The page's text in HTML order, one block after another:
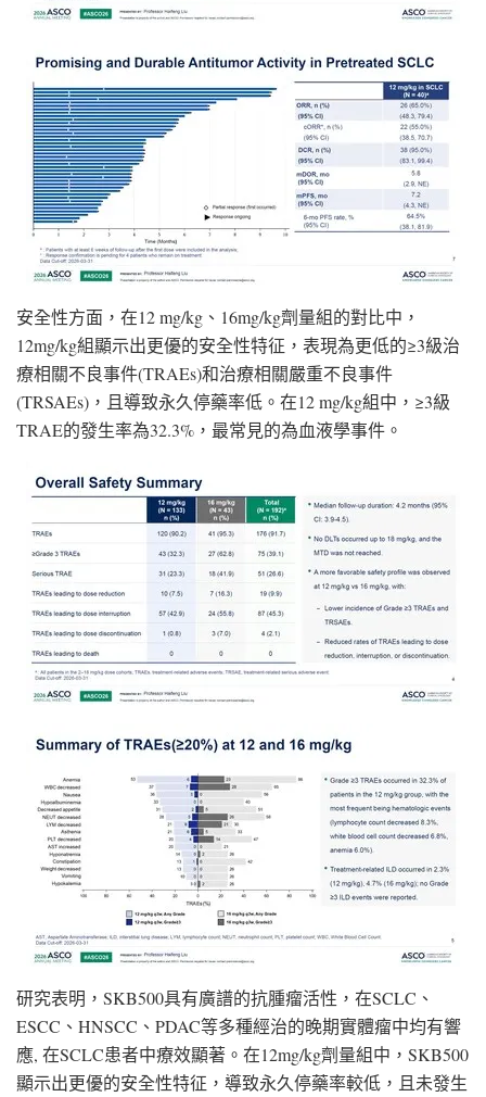
安全性方面，在12 mg/kg、16mg/kg劑量組的對比中，
12mg/kg組顯示出更優的安全性特征，表現為更低的≥3級治
療相關不良事件(TRAEs)和治療相關嚴重不良事件
(TRSAEs)，且導致永久停藥率低。在12 mg/kg組中，≥3級
TRAE的發生率為32.3%，最常見的為血液學事件。
研究表明，SKB500具有廣譜的抗腫瘤活性，在SCLC、
ESCC、HNSCC、PDAC等多種經治的晚期實體瘤中均有響
應, 在SCLC患者中療效顯著。在12mg/kg劑量組中，SKB500
顯示出更優的安全性特征，導致永久停藥率較低，且未發生